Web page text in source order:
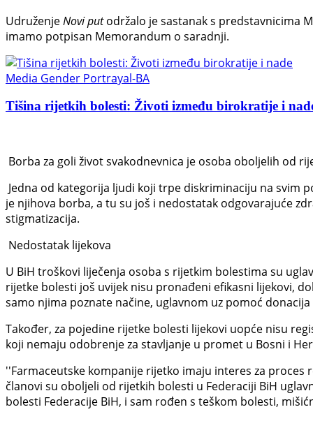
UdruženjeNovi putodržalo je sastanak s predstavnicima
imamo potpisan Memorandum o saradnji.
Media Gender Portrayal-BA
Tišina rijetkih bolesti: Životi između birokratije i
Borba za goli život svakodnevnica je osoba oboljelih od
Jedna od kategorija ljudi koji trpe diskriminaciju na svim
je njihova borba, a tu su još i nedostatak odgovarajuće
stigmatizacija.
Nedostatak lijekova
U BiH troškovi liječenja osoba s rijetkim bolestima su
rijetke bolesti još uvijek nisu pronađeni efikasni lijekovi,
samo njima poznate načine, uglavnom uz pomoć
Također, za pojedine rijetke bolesti lijekovi uopće nisu
koji nemaju odobrenje za stavljanje u promet u Bosni i
''Farmaceutske kompanije rijetko imaju interes za proces
članovi su oboljeli od rijetkih bolesti u Federaciji BiH
bolesti Federacije BiH, i sam rođen s teškom bolesti,